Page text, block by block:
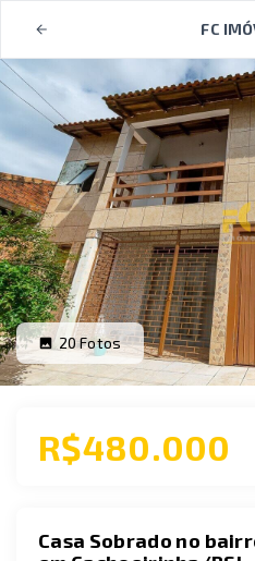
FC
20Fotos
R$480.000
Casa Sobrado no